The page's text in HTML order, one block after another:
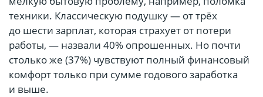
техники. Классическую подушку — от трёх
до шести зарплат, которая страхует от потери
работы, — назвали 40% опрошенных. Но почти
столько же (37%) чувствуют полный финансовый
комфорт только при сумме годового заработка
и выше.